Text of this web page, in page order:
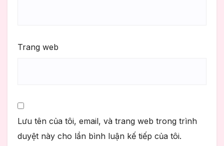
Trang web
Lưu tên của tôi, email, và trang web trong trình
duyệt này cho lần bình luận kế tiếp của tôi.